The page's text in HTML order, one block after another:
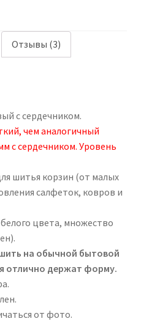
Отзывы (3)
с сердечником.
чем аналогичный
с сердечником. Уровень
шитья корзин (от малых
салфеток, ковров и
цвета, множество
на обычной бытовой
отлично держат форму.
от фото.